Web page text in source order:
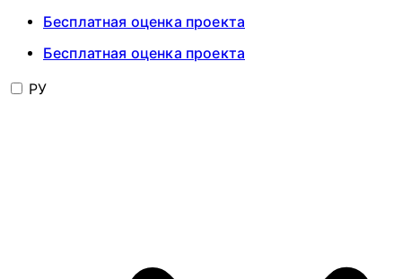
Бесплатная оценка проекта
Бесплатная оценка проекта
РУ